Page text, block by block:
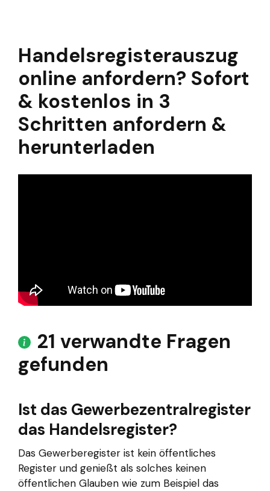
Handelsregisterauszug
online anfordern? Sofort
& kostenlos in 3
Schritten anfordern &
herunterladen
21 verwandte Fragen
gefunden
Ist das Gewerbezentralregister
das Handelsregister?
Das Gewerberegister ist kein öffentliches
Register und genießt als solches keinen
öffentlichen Glauben wie zum Beispiel das